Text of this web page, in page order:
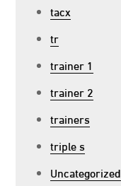
tacx
tr
trainer 1
trainer 2
trainers
triple s
Uncategorized